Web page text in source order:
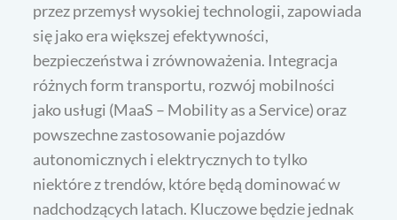
przez przemysł wysokiej technologii, zapowiada
się jako era większej efektywności,
bezpieczeństwa i zrównoważenia. Integracja
różnych form transportu, rozwój mobilności
jako usługi (MaaS – Mobility as a Service) oraz
powszechne zastosowanie pojazdów
autonomicznych i elektrycznych to tylko
niektóre z trendów, które będą dominować w
nadchodzących latach. Kluczowe będzie jednak